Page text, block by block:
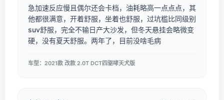
急加速反应慢且偶尔还会卡档，油耗略高一点点点，其
他都很满意，开着舒服，坐着也舒服，过坑槛比同级别
suv舒服，完全不输日产大沙发，但冬天悬挂会略微变
硬，没有夏天舒服。两年了，目前没啥毛病
车型：2021款 改款 2.0T DCT四驱哮天犬版